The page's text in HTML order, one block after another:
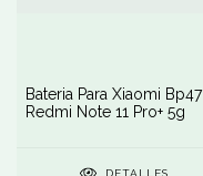
Bateria Para Xiaomi Bp47
Redmi Note 11 Pro+ 5g
DETALLES